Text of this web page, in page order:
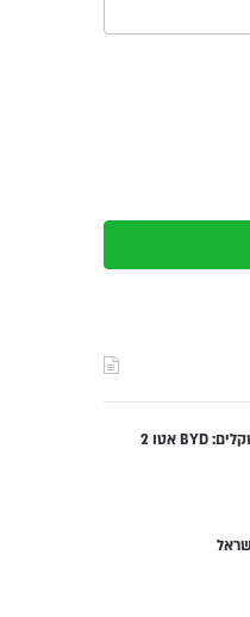
פחות מ-150 אלף שקלים: BYD אטו 2